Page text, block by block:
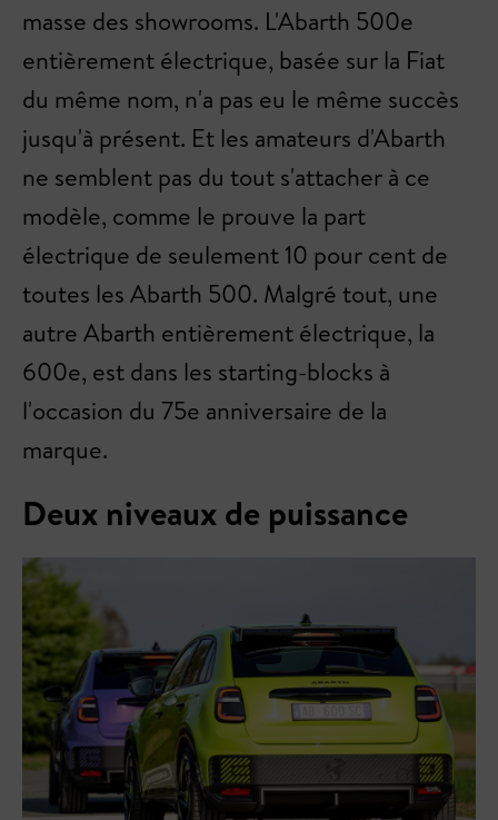
masse des showrooms. L'Abarth 500e
entièrement électrique, basée sur la Fiat
du même nom, n'a pas eu le même succès
jusqu'à présent. Et les amateurs d'Abarth
ne semblent pas du tout s'attacher à ce
modèle, comme le prouve la part
électrique de seulement 10 pour cent de
toutes les Abarth 500. Malgré tout, une
autre Abarth entièrement électrique, la
600e, est dans les starting-blocks à
l'occasion du 75e anniversaire de la
marque.
Deux niveaux de puissance